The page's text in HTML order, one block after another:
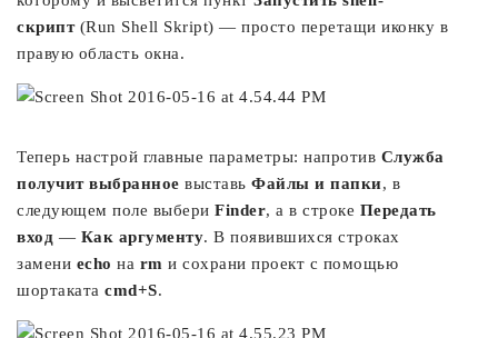
скрипт(Run Shell Skript) — просто перетащи иконку в
правую область окна.
Теперь настрой главные параметры: напротив Служба
получит выбранное выставь Файлы и папки, в
следующем поле выбери Finder, а в строке Передать
вход — Как аргументу. В появившихся строках
замени echo на rm и сохрани проект с помощью
шортаката cmd+S.